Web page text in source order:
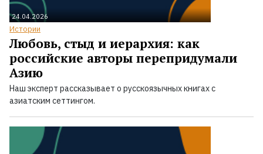
24.04.2026
Истории
Любовь, стыд и иерархия: как
российские авторы перепридумали
Азию
Наш эксперт рассказывает о русскоязычных книгах с
азиатским сеттингом.